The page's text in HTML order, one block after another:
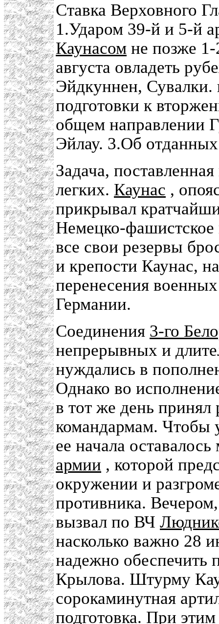
Ставка Верховного
1.Ударом 39-й и 5-й
Каунасом не позже 1-
августа овладеть
Эйдкуннен, Сувалки.
подготовки к
общем направлении
Эйлау. 3.Об
Задача,
легких. Каунас ,
прикрывал
Немецко-
все свои резервы
и крепости Каунас,
перенесения
Германии.
Соединения 3-го
непрерывных и
нуждались в
Однако во
в тот же день принял
командармам. Чтобы
ее начала
армии , которой
окружении и
противника.
вызвал по ВЧ
насколько важно 28
надежно обеспечить
Крылова. Штурму
сорокаминутная
подготовка. При